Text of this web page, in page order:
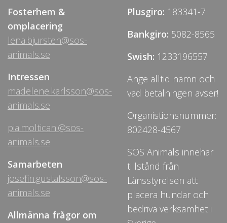
Fosterhem &
omplacering
lena.bjursten@sos-
animals.se
Intressen
madelene.karlsson@sos-
animals.se
pia.molticani@sos-
animals.se
Samarbeten
josefin.gustafsson@sos-
animals.se
Allmänna frågor om
Plusgiro: 183341-7
Bankgiro: 5082-8565
Swish: 1233196557
Ange alltid namn och
vad betalningen avser!
Organistionsnummer:
802428-4567
SOS Animals innehar
tillstånd från
Länsstyrelsen att
placera hundar och
bedriva verksamhet i